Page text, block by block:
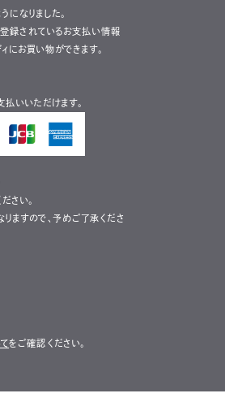
なりました。
録されているお支払い情報
にお買い物ができます。
払いいただけます。
さい。
ますので、予めご了承くださ
をご確認ください。